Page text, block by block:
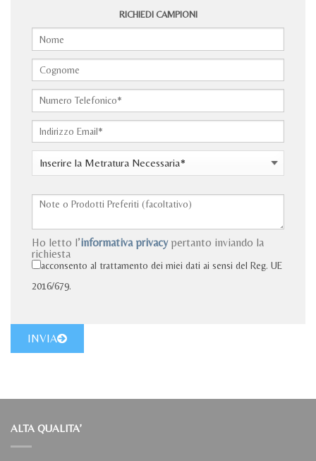
RICHIEDI CAMPIONI
Ho letto l’informativa privacypertanto inviando la
richiesta
acconsento al trattamento dei miei dati ai sensi del Reg. UE
2016/679.
INVIA
ALTA QUALITA’